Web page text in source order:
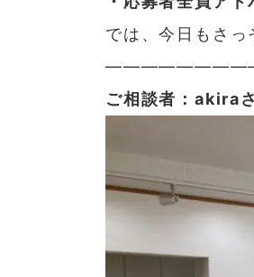
では、今日もさっ
ご相談者：akira